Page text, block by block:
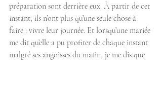
préparation sont derrière eux. À partir de cet
instant, ils n’ont plus qu’une seule chose à
faire : vivre leur journée. Et lorsqu’une mariée
me dit qu’elle a pu profiter de chaque instant
malgré ses angoisses du matin, je me dis que